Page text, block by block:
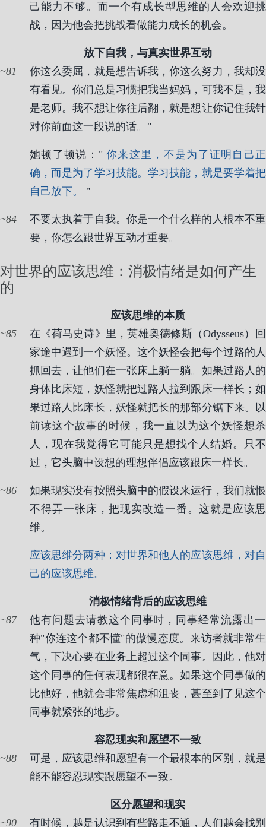
己能力不够。而一个有成长型思维的人会欢迎挑
战，因为他会把挑战看做能力成长的机会。
放下自我，与真实世界互动
81
你这么委屈，就是想告诉我，你这么努力，我却没
有看见。你们总是习惯把我当妈妈，可我不是，我
是老师。我不想让你往后翻，就是想让你记住我针
对你前面这一段说的话。"
她顿了顿说："你来这里，不是为了证明自己正
确，而是为了学习技能。学习技能，就是要学着把
自己放下。
"
84
不要太执着于自我。你是一个什么样的人根本不重
要，你怎么跟世界互动才重要。
对世界的应该思维：消极情绪是如何产生
的
应该思维的本质
85
在《荷马史诗》里，英雄奥德修斯（Odysseus）回
家途中遇到一个妖怪。这个妖怪会把每个过路的人
抓回去，让他们在一张床上躺一躺。如果过路人的
身体比床短，妖怪就把过路人拉到跟床一样长；如
果过路人比床长，妖怪就把长的那部分锯下来。以
前读这个故事的时候，我一直以为这个妖怪想杀
人，现在我觉得它可能只是想找个人结婚。只不
过，它头脑中设想的理想伴侣应该跟床一样长。
86
如果现实没有按照头脑中的假设来运行，我们就恨
不得弄一张床，把现实改造一番。这就是应该思
维。
应该思维分两种：对世界和他人的应该思维，对自
己的应该思维。
消极情绪背后的应该思维
87
他有问题去请教这个同事时，同事经常流露出一
种"你连这个都不懂"的傲慢态度。来访者就非常生
气，下决心要在业务上超过这个同事。因此，他对
这个同事的任何表现都很在意。如果这个同事做的
比他好，他就会非常焦虑和沮丧，甚至到了见这个
同事就紧张的地步。
容忍现实和愿望不一致
88
可是，应该思维和愿望有一个最根本的区别，就是
能不能容忍现实跟愿望不一致。
区分愿望和现实
90
有时候，越是认识到有些路走不通，人们越会找别